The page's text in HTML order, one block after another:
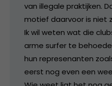
van illegale praktijken.
motief daarvoor is niet
Ik wil weten wat die
arme surfer te
hun represenanten
eerst nog even een